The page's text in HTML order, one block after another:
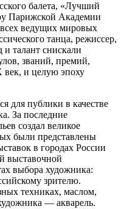
балета, «Лучший
Парижской Академии
ведущих мировых
танца, режиссер,
и талант снискали
званий, премий,
век, и целую эпоху
для публики в качестве
За последние
создал великое
были представлены
в городах России
выставочной
выбора художника:
зрителю.
техниках, маслом,
— акварель.